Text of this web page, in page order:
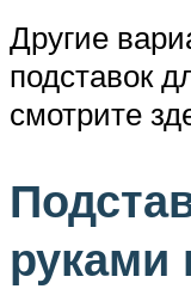
Другие
подставок
смотрите
руками